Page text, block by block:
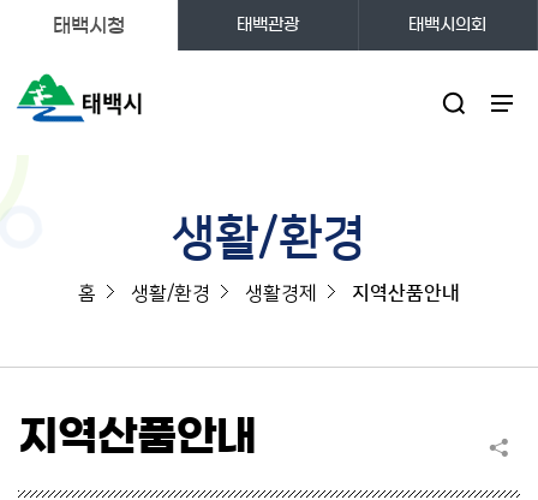
태백시청 태백관광 태백시의회
생활/환경
홈 생활/환경 생활경제 지역산품안내
지역산품안내